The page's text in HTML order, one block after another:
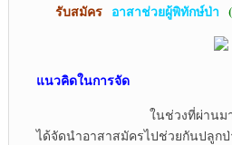
รับสมัคร อาสาช่วยผู้พิทักษ์ป่า
แนวคิดในการจัด
ในช่วงที่ผ่านมาหลังจา
ได้จัดนำอาสาสมัครไปช่วยกันปลูก